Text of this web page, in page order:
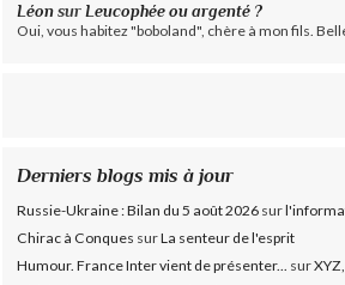
Léon sur Leucophée ou argenté ?
Oui, vous habitez "boboland", chère à mon fils.
Derniers blogs mis à jour
Russie-Ukraine : Bilan du 5 août 2026 sur
Chirac à Conques surLa senteur de l'esprit
Humour. France Inter vient de présenter...
sur